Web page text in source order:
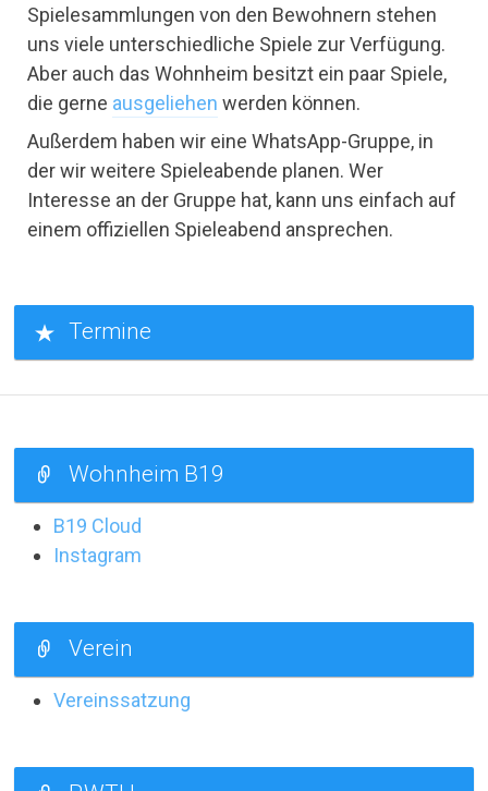
Spielesammlungen von den Bewohnern stehen
uns viele unterschiedliche Spiele zur Verfügung.
Aber auch das Wohnheim besitzt ein paar Spiele,
die gerne ausgeliehen werden können.
Außerdem haben wir eine WhatsApp-Gruppe, in
der wir weitere Spieleabende planen. Wer
Interesse an der Gruppe hat, kann uns einfach auf
einem offiziellen Spieleabend ansprechen.
Termine
Wohnheim B19
B19 Cloud
Instagram
Verein
Vereinssatzung